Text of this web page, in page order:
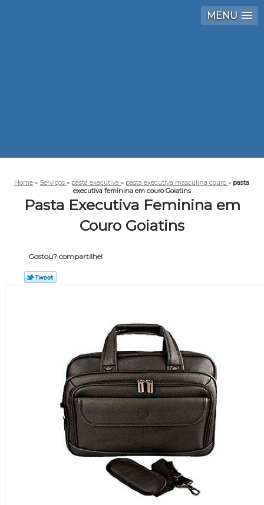
MENU
Home » Serviços» pasta executiva» pasta executiva masculina couro» pasta
executiva feminina em couro Goiatins
Pasta Executiva Feminina em
Couro Goiatins
Gostou? compartilhe!